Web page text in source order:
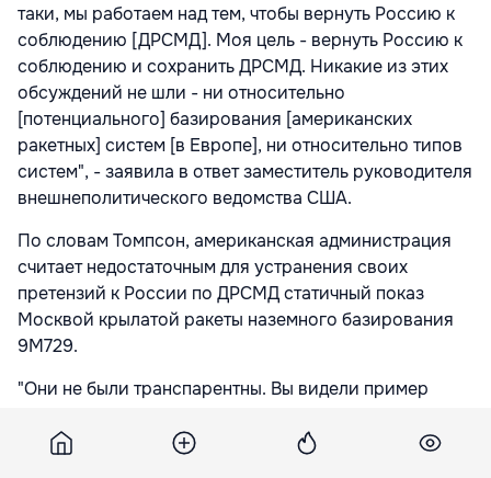
таки, мы работаем над тем, чтобы вернуть Россию к
соблюдению [ДРСМД]. Моя цель - вернуть Россию к
соблюдению и сохранить ДРСМД. Никакие из этих
обсуждений не шли - ни относительно
[потенциального] базирования [американских
ракетных] систем [в Европе], ни относительно типов
систем", - заявила в ответ заместитель руководителя
внешнеполитического ведомства США.
По словам Томпсон, американская администрация
считает недостаточным для устранения своих
претензий к России по ДРСМД статичный показ
Москвой крылатой ракеты наземного базирования
9М729.
"Они не были транспарентны. Вы видели пример
утверждала заместитель главы американского